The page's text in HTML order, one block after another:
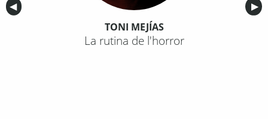
Anterior
◀︎ ▶︎
TONI MEJÍAS
La rutina de l'horror